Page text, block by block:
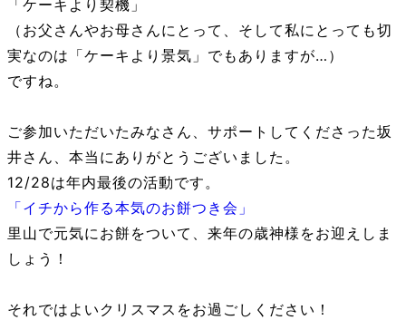
「ケーキより契機」
（お父さんやお母さんにとって、そして私にとっても切
実なのは「ケーキより景気」でもありますが…）
ですね。
ご参加いただいたみなさん、サポートしてくださった坂
井さん、本当にありがとうございました。
12/28は年内最後の活動です。
「イチから作る本気のお餅つき会」
里山で元気にお餅をついて、来年の歳神様をお迎えしま
しょう！
それではよいクリスマスをお過ごしください！